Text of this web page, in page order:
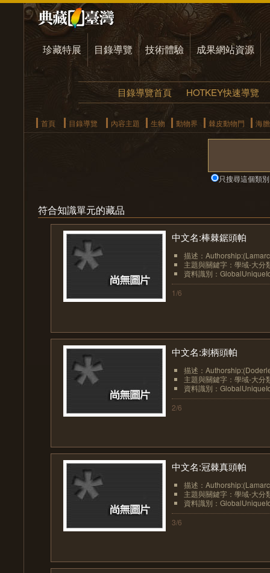
珍藏特展 目錄導覽 技術體驗 成果網站資源
目錄導覽首頁 HOTKEY快速導覽
首頁 目錄導覽 內容主題 生物 動物界 棘皮動物門 海
只搜尋這個類別
符合知識單元的藏品
中文名:棒棘鋸頭帕
描述：
主題與關鍵字：學域-大
資料識別：
1/6
中文名:刺柄頭帕
描述：
主題與關鍵字：學域-大
資料識別：
2/6
中文名:冠棘真頭帕
描述：
主題與關鍵字：學域-大
資料識別：
3/6